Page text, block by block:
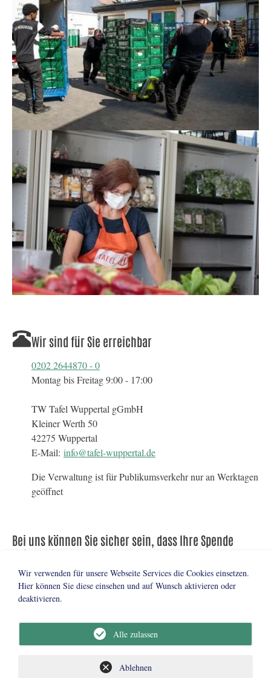
Show larger version for:
Wir sind für Sie erreichbar
0202 2644870 - 0
Montag bis Freitag 9:00 - 17:00
TW Tafel Wuppertal gGmbH
Kleiner Werth 50
42275 Wuppertal
E-Mail: info@tafel-wuppertal.de
Die Verwaltung ist für Publikumsverkehr nur an Werktagen
geöffnet
Bei uns können Sie sicher sein, dass Ihre Spende
ankommt.
Tafel Wuppertal e. V.
Stadtsparkasse Wuppertal
BIC: WUPSDE33XXX
Wir verwenden für unsere Webseite Services die Cookies einsetzen.
Hier können Sie diese einsehen und auf Wunsch aktivieren oder
deaktivieren.
Ablehnen
Alle zulassen